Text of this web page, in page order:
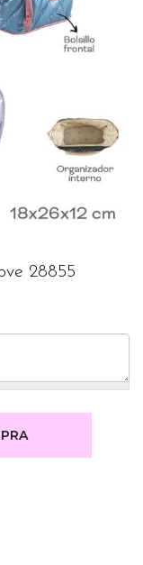
28855